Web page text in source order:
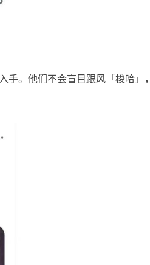
。他们不会盲目跟风「梭哈